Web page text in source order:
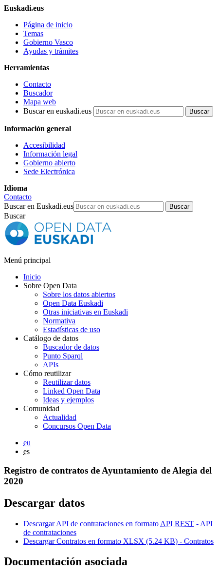
Euskadi.eus
Página de inicio
Temas
Gobierno Vasco
Ayudas y trámites
Herramientas
Contacto
Buscador
Mapa web
Buscar en euskadi.eus
Información general
Accesibilidad
Información legal
Gobierno abierto
Sede Electrónica
Idioma
Contacto
Buscar en Euskadi.eus
Buscar
Menú principal
Inicio
Sobre Open Data
Sobre los datos abiertos
Open Data Euskadi
Otras iniciativas en Euskadi
Normativa
Estadísticas de uso
Catálogo de datos
Buscador de datos
Punto Sparql
APIs
Cómo reutilizar
Reutilizar datos
Linked Open Data
Ideas y ejemplos
Comunidad
Actualidad
Concursos Open Data
eu
es
Registro de contratos de Ayuntamiento de Alegia del
2020
Descargar datos
Descargar API de contrataciones en formato API REST - API
de contrataciones
Descargar Contratos en formato XLSX (5.24 KB) - Contratos
Documentación asociada